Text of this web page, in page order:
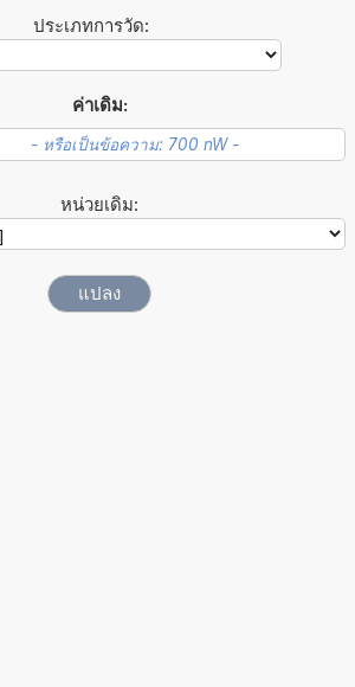
ประเภทการวัด:
ค่าเดิม:
หน่วยเดิม: